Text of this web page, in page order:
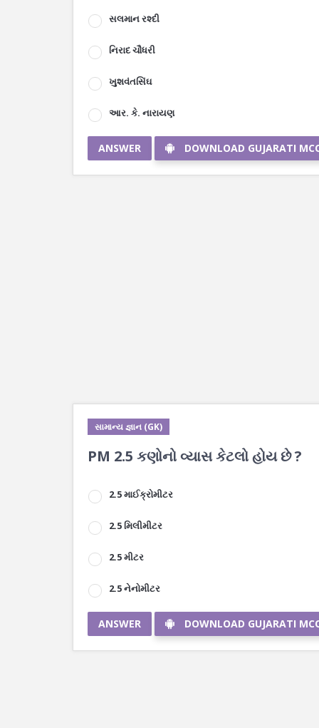
સલમાન રશ્દી
નિરાદ ચૌધરી
ખુશવંતસિંઘ
આર. કે. નારાયણ
ANSWER DOWNLOAD GUJARATI
સામાન્ય જ્ઞાન (GK)
PM 2.5 કણોનો વ્યાસ કેટલો હોય છે ?
2.5 માઈક્રોમીટર
2.5 મિલીમીટર
2.5 મીટર
2.5 નેનોમીટર
ANSWER DOWNLOAD GUJARATI